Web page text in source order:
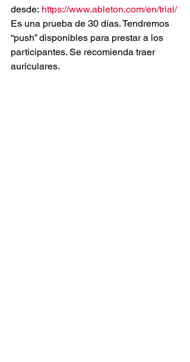
desde: https://www.ableton.com/en/trial/
Es una prueba de 30 días. Tendremos
“push” disponibles para prestar a los
participantes. Se recomienda traer
auriculares.